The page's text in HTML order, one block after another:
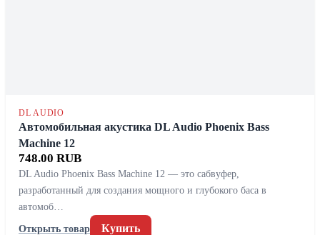
DL AUDIO
Автомобильная акустика DL Audio Phoenix Bass
Machine 12
748.00 RUB
DL Audio Phoenix Bass Machine 12 — это сабвуфер,
разработанный для создания мощного и глубокого баса в
автомоб…
Открыть товар
Купить